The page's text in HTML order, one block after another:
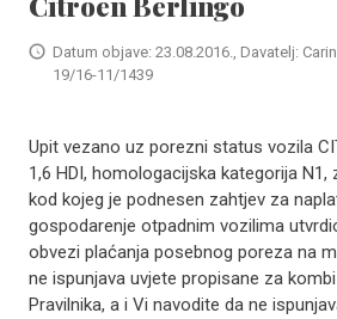
Datum objave: 23.08.2016., Davatelj:
19/16-11/1439
Upit vezano uz porezni status vozila
1,6 HDI, homologacijska kategorija N1,
kod kojeg je podnesen zahtjev za
gospodarenje otpadnim vozilima
obvezi plaćanja posebnog poreza na
ne ispunjava uvjete propisane za
Pravilnika, a i Vi navodite da ne